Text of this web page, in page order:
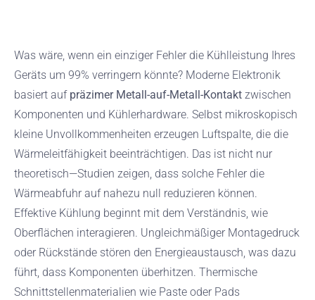
Was wäre, wenn ein einziger Fehler die Kühlleistung Ihres
Geräts um 99% verringern könnte? Moderne Elektronik
basiert auf präzimer Metall-auf-Metall-Kontakt zwischen
Komponenten und Kühlerhardware. Selbst mikroskopisch
kleine Unvollkommenheiten erzeugen Luftspalte, die die
Wärmeleitfähigkeit beeinträchtigen. Das ist nicht nur
theoretisch—Studien zeigen, dass solche Fehler die
Wärmeabfuhr auf nahezu null reduzieren können.
Effektive Kühlung beginnt mit dem Verständnis, wie
Oberflächen interagieren. Ungleichmäßiger Montagedruck
oder Rückstände stören den Energieaustausch, was dazu
führt, dass Komponenten überhitzen. Thermische
Schnittstellenmaterialien wie Paste oder Pads